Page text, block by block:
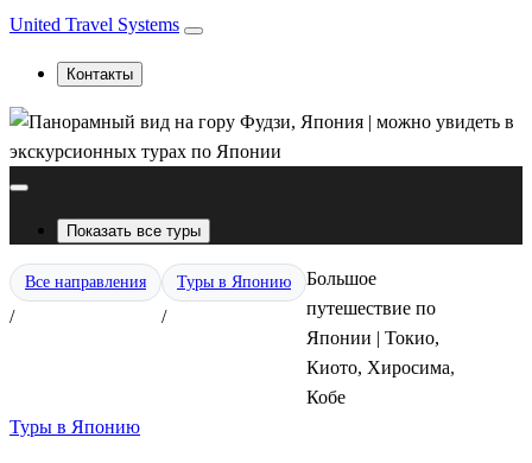
United Travel Systems
Контакты
Показать все туры
Все направления
/
Туры в Японию
/
Большое
путешествие по
Японии | Токио,
Киото, Хиросима,
Кобе
Туры в Японию